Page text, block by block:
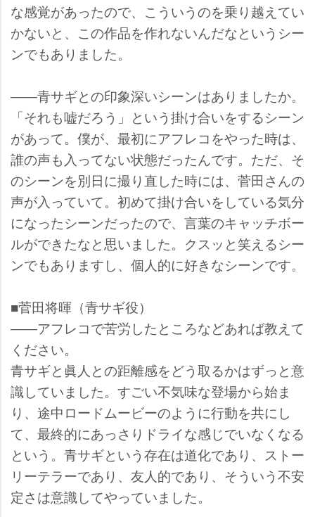
な感覚があったので、こういうのを乗り越えてい
かないと、この作品を作れないんだなというシー
ンでもありました。
――青サギとの印象深いシーンはありましたか。
「それも嘘だろう」という掛け合いをするシーン
があって。僕が、最初にアフレコをやった時は、
誰の声も入ってない状態だったんです。ただ、そ
のシーンを別日に撮り直した時には、菅田さんの
声が入っていて。初めて掛け合いをしている気分
になったシーンだったので、言葉のキャッチボー
ルができたなと思いました。クスッと笑えるシー
ンでもありますし、個人的に好きなシーンです。
■菅田将暉（青サギ役）
――アフレコで苦労したところなどあれば教えて
ください。
青サギと眞人との距離感をどう取るかはずっと意
識していました。すごい不気味な登場から始ま
り、途中ロードムービーのように行動を共にし
て、最終的にあっさりドライな感じでいなくなる
という。青サギという存在は道化であり、ストー
リーテラーであり、友人的であり、そういう不安
定さは意識してやっていました。